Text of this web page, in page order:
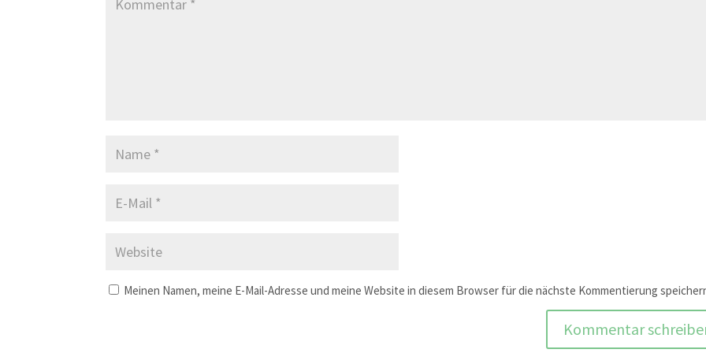
Meinen Namen, meine E-Mail-Adresse und meine Website in diesem Browser für die nächste Kommentierung